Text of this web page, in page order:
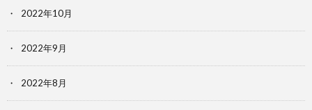
2022年10月
2022年9月
2022年8月